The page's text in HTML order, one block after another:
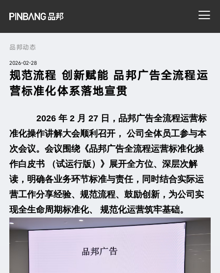
搜索
品邦动态
2026-02-28
规范流程 创新赋能 品邦广告全流程运
营标准化体系落地宣贯
2026 年 2 月 27 日，品邦广告全流程运营标
准化操作讲解大会顺利召开， 公司全体员工参与本
次会议。会议围绕《品邦广告全流程运营标准化操
作白皮书 （试运行版）》展开全方位、深层次解
读，明确各业务环节标准与责任，同时结合实际运
营工作分享经验、规范流程、鼓励创新，为公司实
现全生命周期标准化、 规范化运营筑牢基础。